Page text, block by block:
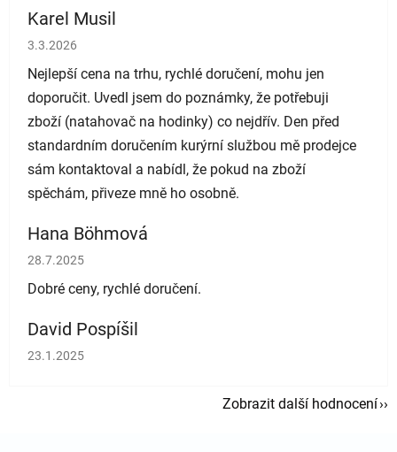
Karel Musil
Hodnocení obchodu je 5 z 5 hvězdiček.
3.3.2026
Nejlepší cena na trhu, rychlé doručení, mohu jen
doporučit. Uvedl jsem do poznámky, že potřebuji
zboží (natahovač na hodinky) co nejdřív. Den před
standardním doručením kurýrní službou mě prodejce
sám kontaktoval a nabídl, že pokud na zboží
spěchám, přiveze mně ho osobně.
Hana Böhmová
Hodnocení obchodu je 5 z 5 hvězdiček.
28.7.2025
Dobré ceny, rychlé doručení.
David Pospíšil
Hodnocení obchodu je 5 z 5 hvězdiček.
23.1.2025
Zobrazit další hodnocení